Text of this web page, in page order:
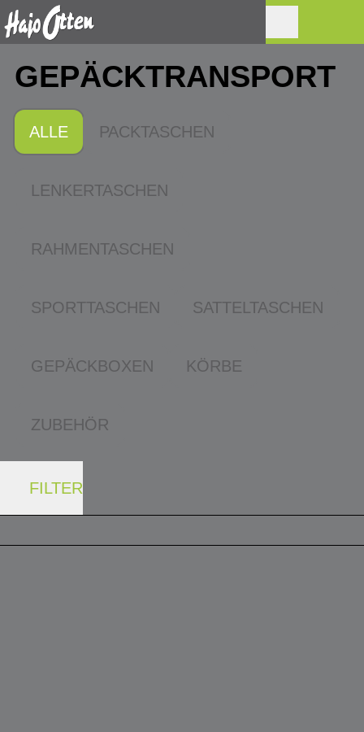
GEPÄCK­TRANSPORT
ALLE PACKTASCHEN
LENKERTASCHEN
RAHMENTASCHEN
SPORTTASCHEN SATTELTASCHEN
GEPÄCKBOXEN KÖRBE
ZUBEHÖR
FILTER